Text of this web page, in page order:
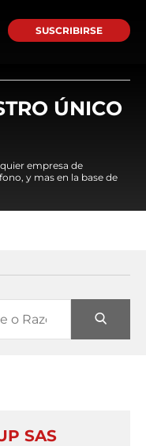
SUSCRIBIRSE
ÚNICO
empresa de
y mas en la base de
SAS